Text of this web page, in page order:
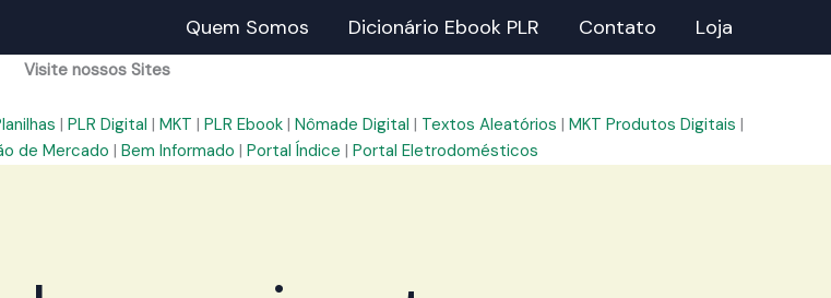
Quem Somos Dicionário Ebook PLR Contato Loja
Visite nossos Sites
| PLR Digital | MKT | PLR Ebook| Nômade Digital | Textos Aleatórios | MKT Produtos Digitais |
de Mercado | Bem Informado | Portal Índice | Portal Eletrodomésticos